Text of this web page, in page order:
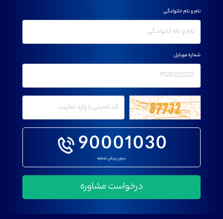
90001030
بدون پیش شماره
نام و نام خانوادگی
شماره موبایل